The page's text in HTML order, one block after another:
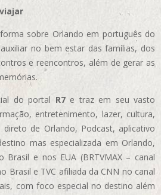
sobre Orlando em português do
no bem estar das famílias, dos
e reencontros, além de gerar as
do portal R7e traz em seu vasto
entretenimento, lazer, cultura,
de Orlando, Podcast, aplicativo
mas especializada em Orlando,
Brasil e nos EUA (BRTVMAX – canal
Brasil e TVC afiliada da CNN no canal
com foco especial no destino além